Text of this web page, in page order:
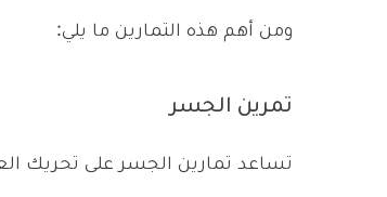
ومن أهم هذه التمارين ما يلي:
تمرين الجسر
تساعد تمارين الجسر على تحريك